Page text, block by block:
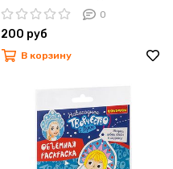
бархатные раскраски
(фиолетовый фон)
0
200 руб
В корзину